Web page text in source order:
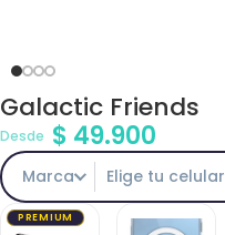
Galactic Friends
Desde $ 49.900
Marca Elige tu celular
PREMIUM